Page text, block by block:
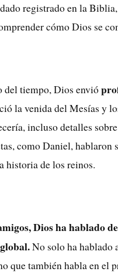
registrado en la
cómo Dios se
del tiempo, Dios envió
la venida del Mesías y
incluso detalles
como Daniel, hablaron
historia de los reinos.
Dios ha hablado
No solo ha hablado
que también habla en el